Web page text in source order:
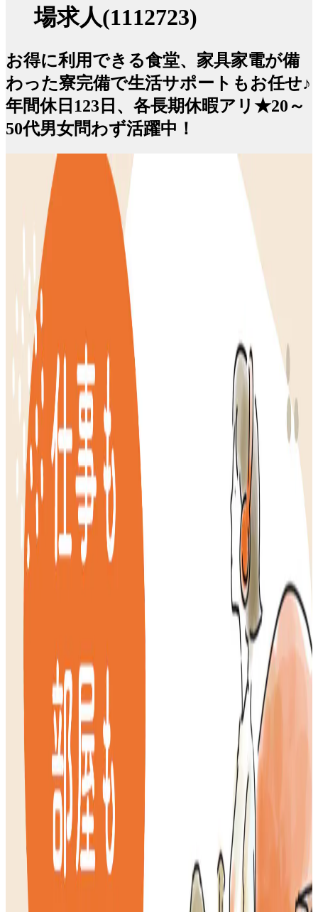
場求人(1112723)
お得に利用できる食堂、家具家電が備
わった寮完備で生活サポートもお任せ♪
年間休日123日、各長期休暇アリ★20～
50代男女問わず活躍中！